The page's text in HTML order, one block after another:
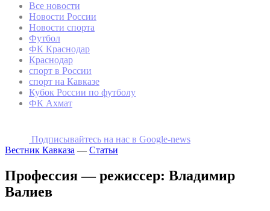
Все новости
Новости России
Новости спорта
Футбол
ФК Краснодар
Краснодар
спорт в России
спорт на Кавказе
Кубок России по футболу
ФК Ахмат
Подписывайтесь на наc в Google-news
Вестник Кавказа — Статьи
Профессия — режиссер: Владимир
Валиев